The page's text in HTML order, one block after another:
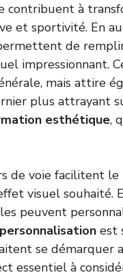
contribuent à
et sportivité. En
de
impressionnant.
mais attire
plus attrayant
esthétique,
de voie facilitent
visuel
peuvent
personnalisation est
se démarquer
essentiel à